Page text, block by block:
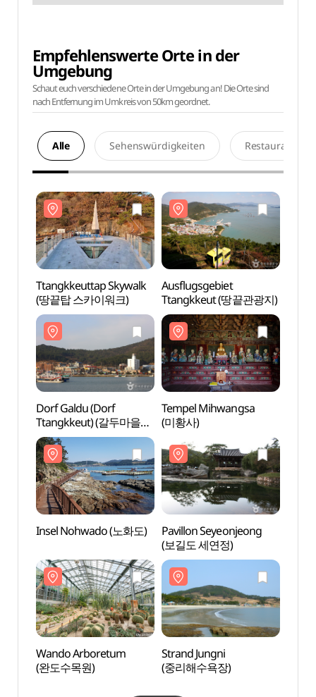
Empfehlenswerte Orte in der
Umgebung
Schaut euch verschiedene Orte in der Umgebung an! Die Orte sind
nach Entfernung im Umkreis von 50km geordnet.
Alle Sehenswürdigkeiten Restaurants
Ttangkkeuttap Skywalk
(땅끝탑 스카이워크)
Ausflugsgebiet
Ttangkkeut (땅끝관광지)
Dorf Galdu (Dorf
Ttangkkeut) (갈두마을
(땅끝마을))
Tempel Mihwangsa
(미황사)
Insel Nohwado (노화도)
Pavillon Seyeonjeong
(보길도 세연정)
Wando Arboretum
(완도수목원)
Strand Jungni
(중리해수욕장)